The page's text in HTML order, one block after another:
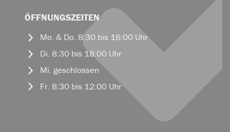
ÖFFNUNGSZEITEN
Mo. & Do. 8:30 bis 16:00 Uhr
Di. 8:30 bis 18:00 Uhr
Mi. geschlossen
Fr. 8:30 bis 12:00 Uhr